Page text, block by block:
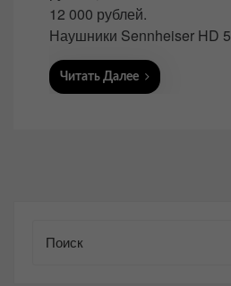
12 000 рублей.
Наушники Sennheiser HD
Читать Далее